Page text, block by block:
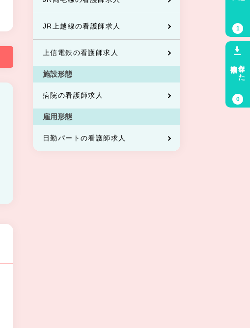
JR上越線の看護師求人
上信電鉄の看護師求人
施設形態
病院の看護師求人
雇用形態
日勤パートの看護師求人
1
保存した
0